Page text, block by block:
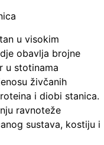
u visokim
obavlja brojne
u stotinama
živčanih
i diobi stanica.
ravnoteže
sustava, kostiju i